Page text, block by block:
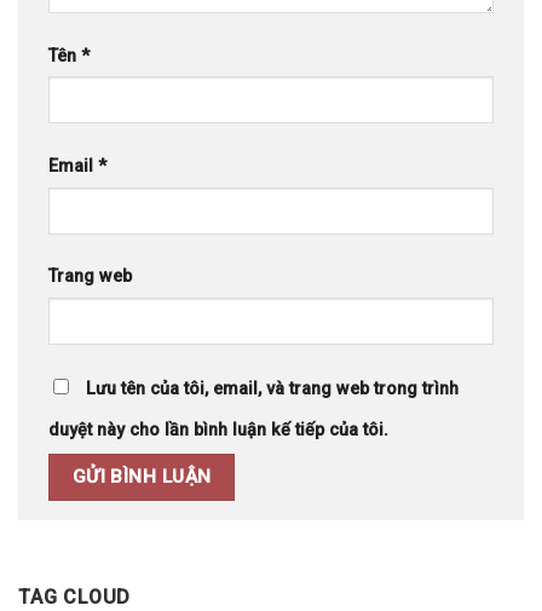
Tên *
Email *
Trang web
Lưu tên của tôi, email, và trang web trong trình
duyệt này cho lần bình luận kế tiếp của tôi.
TAG CLOUD